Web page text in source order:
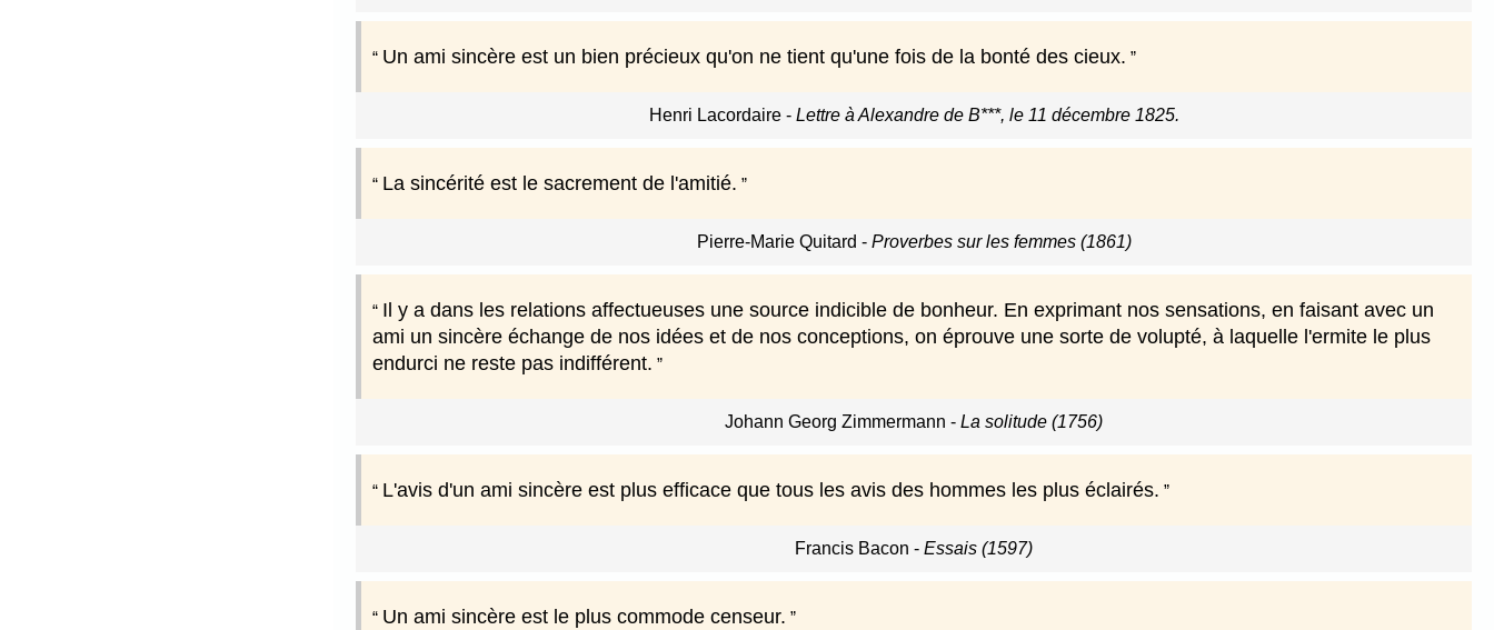
Un ami sincère est un bien précieux qu'on ne tient qu'une fois de la bonté des cieux.
Henri Lacordaire- Lettre à Alexandre de B***, le 11 décembre 1825.
La sincérité est le sacrement de l'amitié.
Pierre-Marie Quitard - Proverbes sur les femmes (1861)
Il y a dans les relations affectueuses une source indicible de bonheur. En exprimant nos sensations, en faisant avec un
ami un sincère échange de nos idées et de nos conceptions, on éprouve une sorte de volupté, à laquelle l'ermite le plus
endurci ne reste pas indifférent.
Johann Georg Zimmermann - La solitude (1756)
L'avis d'un ami sincère est plus efficace que tous les avis des hommes les plus éclairés.
Francis Bacon - Essais (1597)
Un ami sincère est le plus commode censeur.